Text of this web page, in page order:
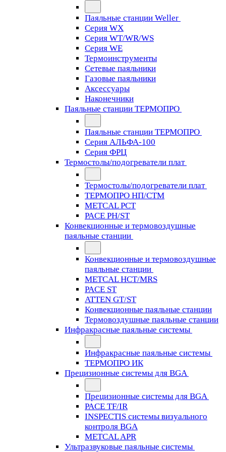
Паяльные станции Weller
Серия WX
Серия WT/WR/WS
Серия WE
Термоинструменты
Сетевые паяльники
Газовые паяльники
Аксессуары
Наконечники
Паяльные станции ТЕРМОПРО
Паяльные станции ТЕРМОПРО
Серия АЛЬФА-100
Серия ФРЦ
Термостолы/подогреватели плат
Термостолы/подогреватели плат
ТЕРМОПРО НП/СТМ
METCAL PCT
PACE PH/ST
Конвекционные и термовоздушные
паяльные станции
Конвекционные и термовоздушные
паяльные станции
METCAL HCT/MRS
PACE ST
ATTEN GT/ST
Конвекционные паяльные станции
Термовоздушные паяльные станции
Инфракрасные паяльные системы
Инфракрасные паяльные системы
ТЕРМОПРО ИК
Прецизионные системы для BGA
Прецизионные системы для BGA
PACE TF/IR
INSPECTIS системы визуального
контроля BGA
METCAL APR
Ультразвуковые паяльные системы